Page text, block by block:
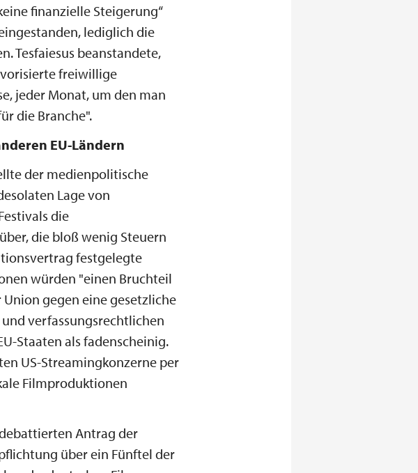
finanzielle Steigerung“
lediglich die
Tesfaiesus beanstandete,
freiwillige
jeder Monat, um den man
die Branche".
EU-Ländern
der medienpolitische
Lage von
die
die bloß wenig Steuern
festgelegte
würden "einen Bruchteil
gegen eine gesetzliche
verfassungsrechtlichen
Staaten als fadenscheinig.
US-Streamingkonzerne per
Filmproduktionen
Antrag der
über ein Fünftel der